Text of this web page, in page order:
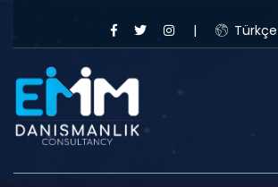
Türkçe